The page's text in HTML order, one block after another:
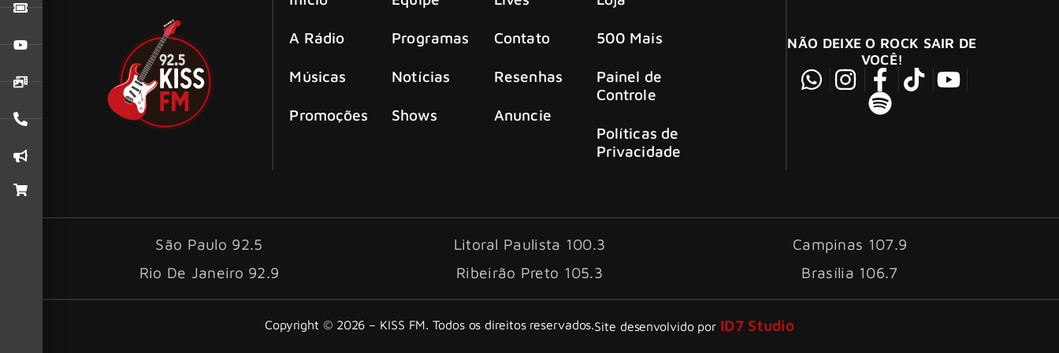
A Rádio
Músicas
Promoções
Programas
Notícias
Shows
Contato
Resenhas
Anuncie
500 Mais
Painel de
Controle
Políticas de
Privacidade
NÃO DEIXE O ROCK SAIR DE
VOCÊ!
São Paulo 92.5 Litoral Paulista 100.3
Campinas 107.9
Rio De Janeiro 92.9
Ribeirão Preto 105.3 Brasília 106.7
Copyright © 2026 – KISS FM. Todos os direitos reservados.Site desenvolvido por ID7 Studio